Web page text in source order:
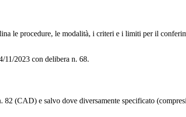
le procedure, le modalità, i criteri e i limiti per il
2023 con delibera n. 68.
(CAD) e salvo dove diversamente specificato